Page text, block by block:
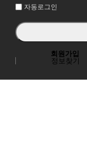
자동로그인
회원가입
정보찾기